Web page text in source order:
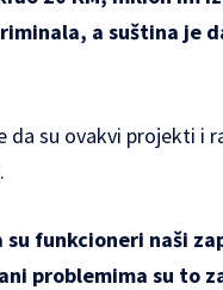
a suština je
da su ovakvi projekti i
funkcioneri naši
problemima su to